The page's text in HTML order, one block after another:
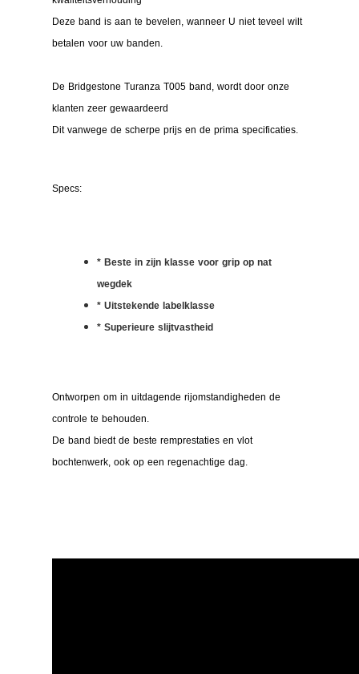
Deze band is aan te bevelen, wanneer U niet teveel wilt
betalen voor uw banden.
De Bridgestone Turanza T005 band, wordt door onze
klanten zeer gewaardeerd
Dit vanwege de scherpe prijs en de prima specificaties.
Specs:
* Beste in zijn klasse voor grip op nat
wegdek
* Uitstekende labelklasse
* Superieure slijtvastheid
Ontworpen om in uitdagende rijomstandigheden de
controle te behouden.
De band biedt de beste remprestaties en vlot
bochtenwerk, ook op een regenachtige dag.